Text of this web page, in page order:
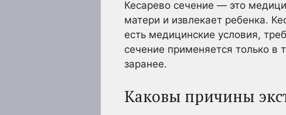
Кесарево сечение — это
матери и извлекает ребенка.
есть медицинские условия,
сечение применяется только в
заранее.
Каковы причины